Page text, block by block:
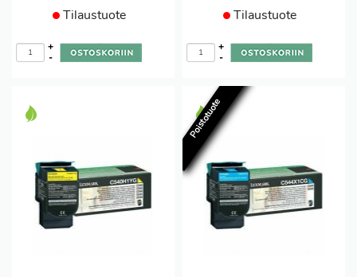
Tilaustuote
-
+
Tilaustuote
-
+
Poistotuote